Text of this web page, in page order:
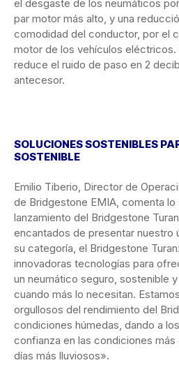
el desgaste de los neumáticos
par motor más alto, y una
comodidad del conductor, por el
motor de los vehículos eléctricos.
reduce el ruido de paso en 2
antecesor.
SOLUCIONES SOSTENIBLES
SOSTENIBLE
Emilio Tiberio, Director de
de Bridgestone EMIA, comenta
lanzamiento del Bridgestone
encantados de presentar nuestro
su categoría, el Bridgestone
innovadoras tecnologías para
un neumático seguro, sostenible
cuando más lo necesitan.
orgullosos del rendimiento del
condiciones húmedas, dando a
confianza en las condiciones
días más lluviosos».